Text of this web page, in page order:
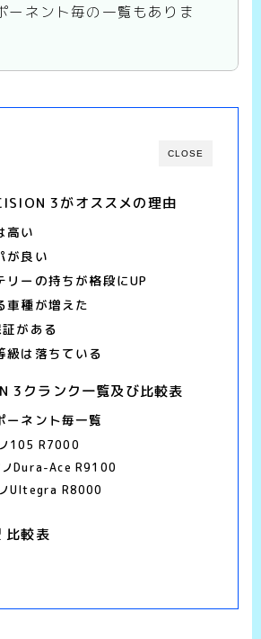
ーネント毎の一覧もありま
CLOSE
3がオススメの理由
高い
が良い
リーの持ちが格段にUP
車種が増えた
がある
級は落ちている
3クランク一覧及び比較表
ーネント毎一覧
105 R7000
ノDura-Ace R9100
Ultegra R8000
比較表